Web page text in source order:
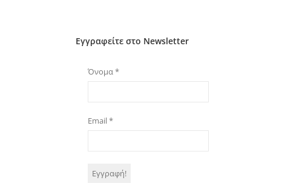
Εγγραφείτε στο Newsletter
Όνομα*
Email*